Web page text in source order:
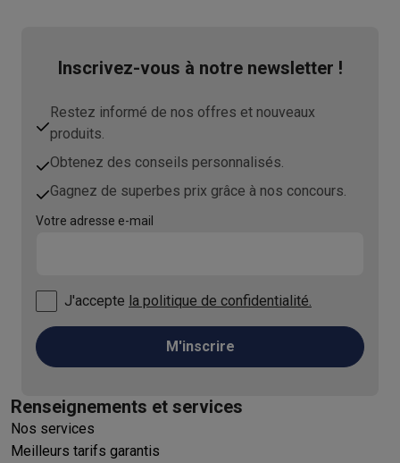
Inscrivez-vous à notre newsletter !
Restez informé de nos offres et nouveaux
produits.
Obtenez des conseils personnalisés.
Gagnez de superbes prix grâce à nos concours.
Votre adresse e-mail
J'accepte la politique de confidentialité.
M'inscrire
Renseignements et services
Nos services
Meilleurs tarifs garantis